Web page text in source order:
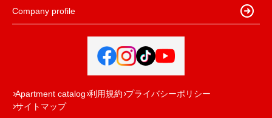
Company profile
Apartment catalog 利用規約 プライバシーポリシー
サイトマップ